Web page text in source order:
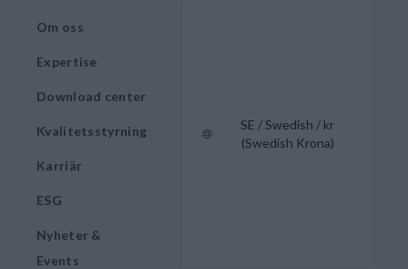
Om oss
Expertise
Download center
Kvalitetsstyrning
Karriär
ESG
Nyheter &
Events
SE / Swedish / kr
(Swedish Krona)